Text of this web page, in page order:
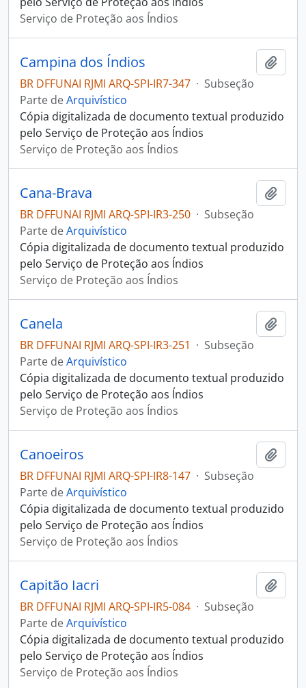
Serviço de Proteção aos Índios
Campina dos Índios
BR DFFUNAI RJMI ARQ-SPI-IR7-347 · Subseção
Parte deArquivístico
Cópia digitalizada de documento textual produzido
pelo Serviço de Proteção aos Índios
Serviço de Proteção aos Índios
Cana-Brava
BR DFFUNAI RJMI ARQ-SPI-IR3-250 · Subseção
Parte deArquivístico
Cópia digitalizada de documento textual produzido
pelo Serviço de Proteção aos Índios
Serviço de Proteção aos Índios
Canela
BR DFFUNAI RJMI ARQ-SPI-IR3-251 · Subseção
Parte deArquivístico
Cópia digitalizada de documento textual produzido
pelo Serviço de Proteção aos Índios
Serviço de Proteção aos Índios
Canoeiros
BR DFFUNAI RJMI ARQ-SPI-IR8-147 · Subseção
Parte deArquivístico
Cópia digitalizada de documento textual produzido
pelo Serviço de Proteção aos Índios
Serviço de Proteção aos Índios
Capitão Iacri
BR DFFUNAI RJMI ARQ-SPI-IR5-084 · Subseção
Parte deArquivístico
Cópia digitalizada de documento textual produzido
pelo Serviço de Proteção aos Índios
Serviço de Proteção aos Índios